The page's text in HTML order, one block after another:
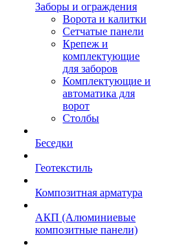
Заборы и ограждения
Ворота и калитки
Сетчатые панели
Крепеж и
комплектующие
для заборов
Комплектующие и
автоматика для
ворот
Столбы
Беседки
Геотекстиль
Композитная арматура
АКП (Алюминиевые
композитные панели)